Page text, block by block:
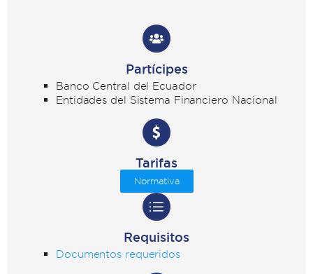
Partícipes
Banco Central del Ecuador
Entidades del Sistema Financiero Nacional
Tarifas
Normativa
Requisitos
Documentos requeridos